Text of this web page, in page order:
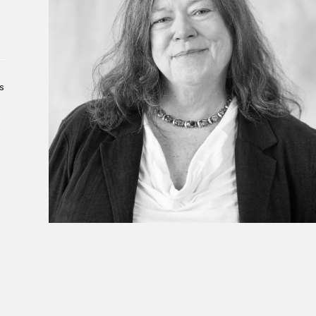
À propos du Salon
Liste des exposant·e·s
Liste des auteur·rice·s